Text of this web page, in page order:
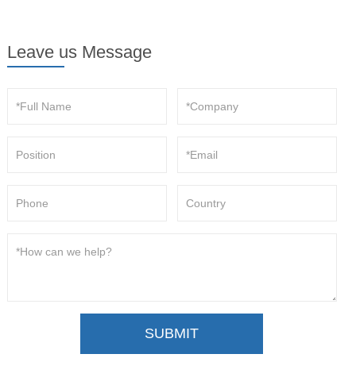
Leave us Message
SUBMIT